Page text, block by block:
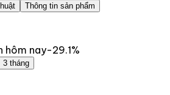
Thông tin sản phẩm
hôm nay-29.1%
3 tháng